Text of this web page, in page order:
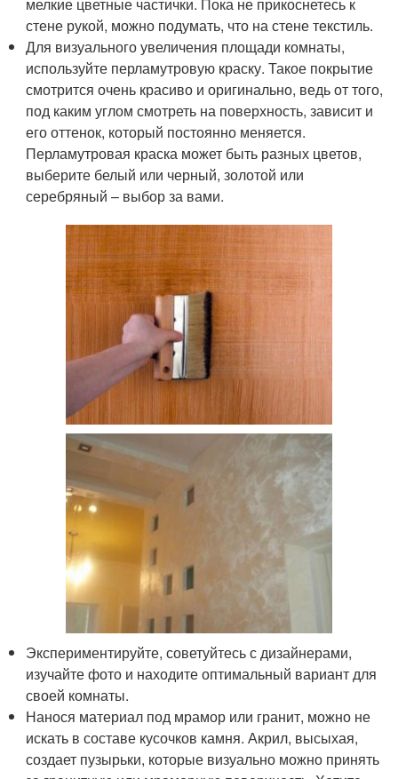
стене рукой, можно подумать, что на стене текстиль.
Для визуального увеличения площади комнаты,
используйте перламутровую краску. Такое покрытие
смотрится очень красиво и оригинально, ведь от того,
под каким углом смотреть на поверхность, зависит и
его оттенок, который постоянно меняется.
Перламутровая краска может быть разных цветов,
выберите белый или черный, золотой или
серебряный – выбор за вами.
Экспериментируйте, советуйтесь с дизайнерами,
изучайте фото и находите оптимальный вариант для
своей комнаты.
Нанося материал под мрамор или гранит, можно не
искать в составе кусочков камня. Акрил, высыхая,
создает пузырьки, которые визуально можно принять